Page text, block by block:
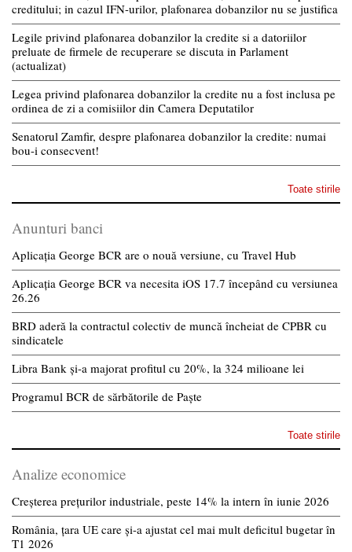
creditului; in cazul IFN-urilor, plafonarea dobanzilor nu se justifica
Legile privind plafonarea dobanzilor la credite si a datoriilor
preluate de firmele de recuperare se discuta in Parlament
(actualizat)
Legea privind plafonarea dobanzilor la credite nu a fost inclusa pe
ordinea de zi a comisiilor din Camera Deputatilor
Senatorul Zamfir, despre plafonarea dobanzilor la credite: numai
bou-i consecvent!
Toate stirile
Anunturi banci
Aplicația George BCR are o nouă versiune, cu Travel Hub
Aplicația George BCR va necesita iOS 17.7 începând cu versiunea
26.26
BRD aderă la contractul colectiv de muncă încheiat de CPBR cu
sindicatele
Libra Bank și-a majorat profitul cu 20%, la 324 milioane lei
Programul BCR de sărbătorile de Paște
Toate stirile
Analize economice
Creșterea prețurilor industriale, peste 14% la intern în iunie 2026
România, țara UE care și-a ajustat cel mai mult deficitul bugetar în
T1 2026